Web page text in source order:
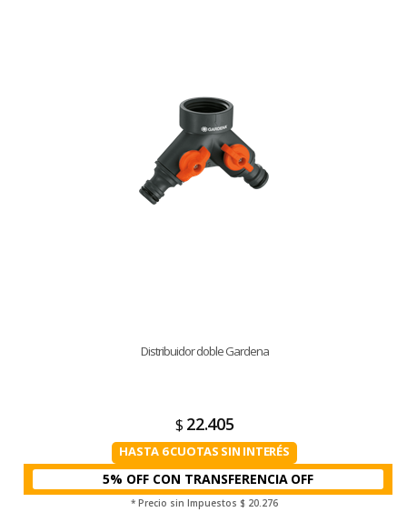
Distribuidor doble Gardena
$ 22.405
HASTA 6 CUOTAS SIN INTERÉS
5% OFF CON TRANSFERENCIA
* Precio sin Impuestos $ 20.276